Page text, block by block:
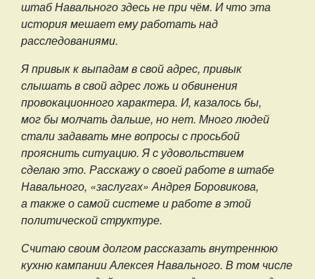
штаб Навального здесь не при чём. И что эта
история мешает ему работать над
расследованиями.
Я привык к выпадам в свой адрес, привык
слышать в свой адрес ложь и обвинения
провокационного характера. И, казалось бы,
мог бы молчать дальше, но нет. Много людей
стали задавать мне вопросы с просьбой
прояснить ситуацию. Я с удовольствием
сделаю это. Расскажу о своей работе в штабе
Навального, «заслугах» Андрея Боровикова,
а также о самой системе и работе в этой
политической структуре.
Считаю своим долгом рассказать внутреннюю
кухню кампании Алексея Навального. В том числе